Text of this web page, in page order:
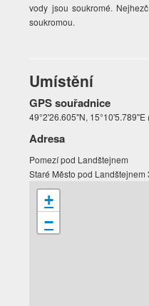
vody jsou soukromé.
soukromou.
Umístění
GPS souřadnice
49°2'26.605"N, 15°10'5.789"E
Adresa
Pomezí pod Landštejnem
Staré Město pod Landštejnem
+
−